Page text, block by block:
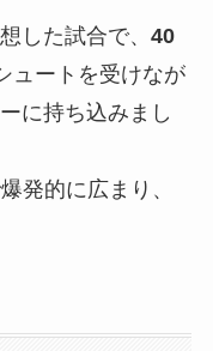
した試合で、 40
ュートを受けなが
に持ち込みまし
発的に広まり、